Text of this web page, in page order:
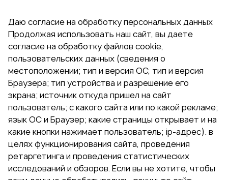
Даю согласие на обработку персональных данных
Продолжая использовать наш сайт, вы даете
согласие на обработку файлов cookie,
пользовательских данных (сведения о
местоположении; тип и версия ОС, тип и версия
Браузера; тип устройства и разрешение его
экрана; источник откуда пришел на сайт
пользователь; с какого сайта или по какой рекламе;
язык ОС и Браузер; какие страницы открывает и на
какие кнопки нажимает пользователь; ip-адрес). в
целях функционирования сайта, проведения
ретаргетинга и проведения статистических
исследований и обзоров. Если вы не хотите, чтобы